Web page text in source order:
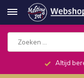
Altijd